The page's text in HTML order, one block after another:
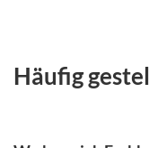
Häufig